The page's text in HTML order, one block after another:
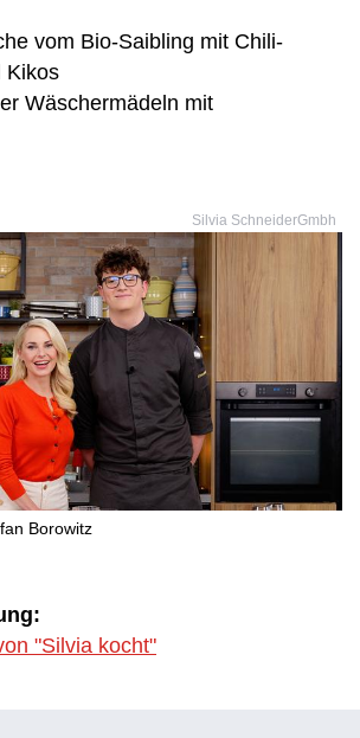
vom Bio-Saibling mit Chili-
Kikos
Wäschermädeln mit
Silvia SchneiderGmbh
Borowitz
"Silvia kocht"